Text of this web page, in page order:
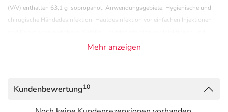
(V/V) enthalten 63,1 g Isopropanol. Anwendungsgebiete: Hygienische und
chirugische Händedesinfektion, Hautdesinfektion vor einfachen Injektionen
Punktionen von Gelenken, Desinfektion talgdrüsenreicher Haut;
auftreten. Warnhinweise: Leicht entzündlich! Von Zündquellen fernhalten! Bei
Mehr anzeigen
Kundenbewertung10